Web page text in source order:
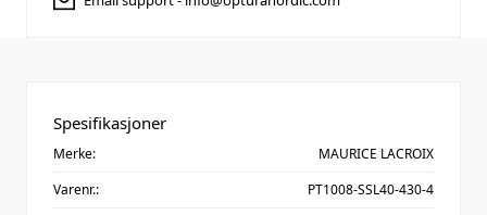
Spesifikasjoner
Merke:
MAURICE LACROIX
Varenr.:
PT1008-SSL40-430-4